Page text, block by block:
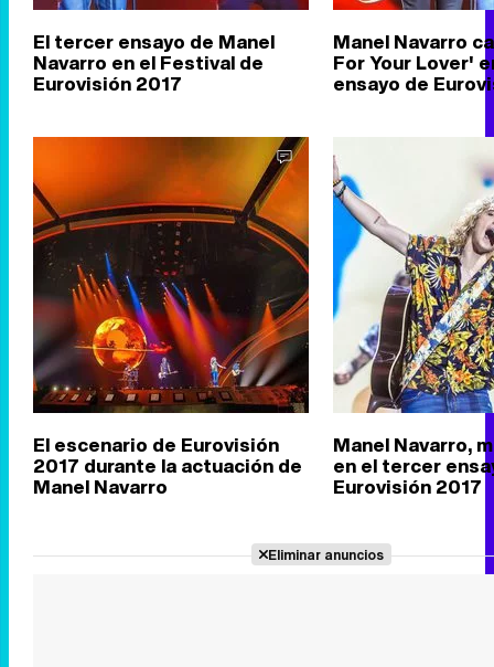
El tercer ensayo de Manel
Navarro en el Festival de
Eurovisión 2017
Manel Navarro
For Your Lover'
ensayo de
El escenario de Eurovisión
2017 durante la actuación de
Manel Navarro
Manel Navarro,
en el tercer
Eurovisión 2017
Eliminar anuncios